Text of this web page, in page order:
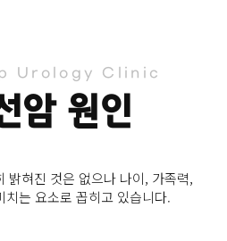
Urology Clinic
암 원인
밝혀진 것은 없으나 나이, 가족력,
치는 요소로 꼽히고 있습니다.